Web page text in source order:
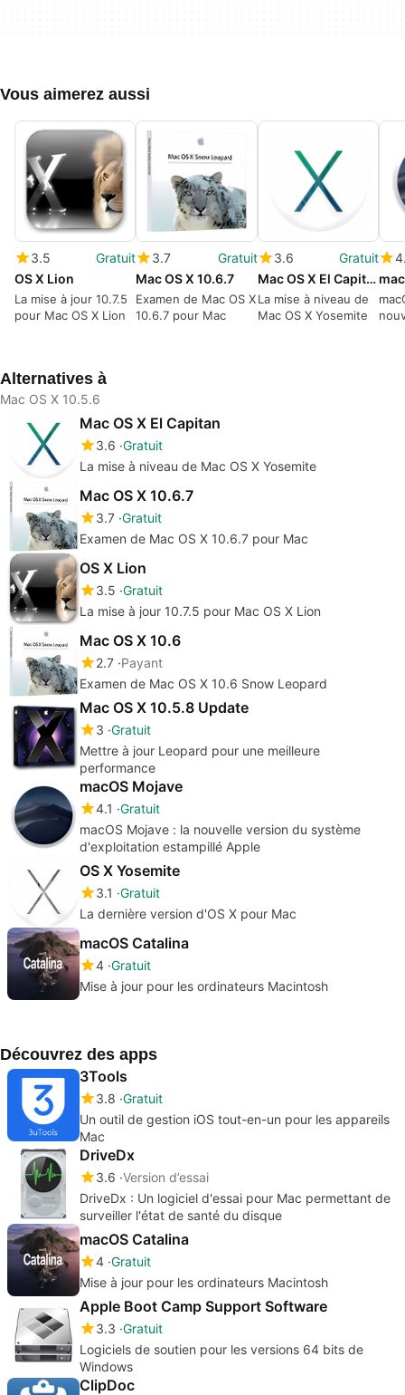
Vous aimerez aussi
3.5
Gratuit
OS X Lion
La mise à jour 10.7.5
pour Mac OS X Lion
3.7
Gratuit
Mac OS X 10.6.7
Examen de Mac OS X
10.6.7 pour Mac
3.6
Gratuit
Mac OS X El Capitan
La mise à niveau de
Mac OS X Yosemite
Alternatives à
Mac OS X 10.5.6
Mac OS X El Capitan
3.6 Gratuit
La mise à niveau de Mac OS X Yosemite
Mac OS X 10.6.7
3.7 Gratuit
Examen de Mac OS X 10.6.7 pour Mac
OS X Lion
3.5 Gratuit
La mise à jour 10.7.5 pour Mac OS X Lion
Mac OS X 10.6
2.7 Payant
Examen de Mac OS X 10.6 Snow Leopard
Mac OS X 10.5.8 Update
3 Gratuit
Mettre à jour Leopard pour une meilleure
performance
macOS Mojave
4.1 Gratuit
macOS Mojave : la nouvelle version du système
d'exploitation estampillé Apple
OS X Yosemite
3.1 Gratuit
La dernière version d'OS X pour Mac
macOS Catalina
4 Gratuit
Mise à jour pour les ordinateurs Macintosh
Découvrez des apps
3Tools
3.8 Gratuit
Un outil de gestion iOS tout-en-un pour les appareils
Mac
DriveDx
3.6 Version d’essai
DriveDx : Un logiciel d'essai pour Mac permettant de
surveiller l'état de santé du disque
macOS Catalina
4 Gratuit
Mise à jour pour les ordinateurs Macintosh
Apple Boot Camp Support Software
3.3 Gratuit
Logiciels de soutien pour les versions 64 bits de
Windows
ClipDoc